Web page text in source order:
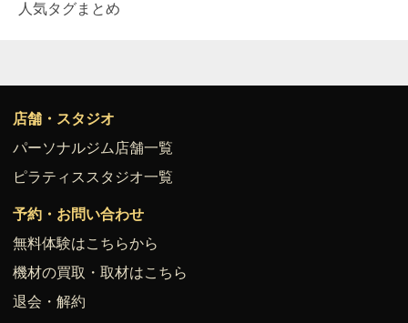
人気タグまとめ
店舗・スタジオ
パーソナルジム店舗一覧
ピラティススタジオ一覧
予約・お問い合わせ
無料体験はこちらから
機材の買取・取材はこちら
退会・解約